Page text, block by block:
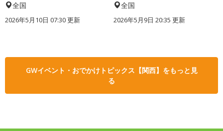
全国
2026年5月10日 07:30 更新
全国
2026年5月9日 20:35 更新
GWイベント・おでかけトピックス【関西】をもっと見
る